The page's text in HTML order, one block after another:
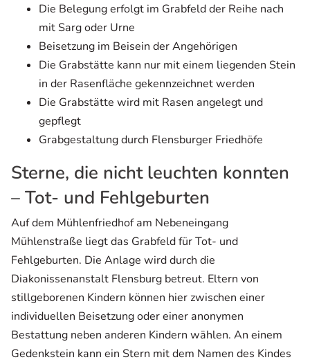
Die Belegung erfolgt im Grabfeld der Reihe nach
mit Sarg oder Urne
Beisetzung im Beisein der Angehörigen
Die Grabstätte kann nur mit einem liegenden Stein
in der Rasenfläche gekennzeichnet werden
Die Grabstätte wird mit Rasen angelegt und
gepflegt
Grabgestaltung durch Flensburger Friedhöfe
Sterne, die nicht leuchten konnten
– Tot- und Fehlgeburten
Auf dem Mühlenfriedhof am Nebeneingang
Mühlenstraße liegt das Grabfeld für Tot- und
Fehlgeburten. Die Anlage wird durch die
Diakonissenanstalt Flensburg betreut. Eltern von
stillgeborenen Kindern können hier zwischen einer
individuellen Beisetzung oder einer anonymen
Bestattung neben anderen Kindern wählen. An einem
Gedenkstein kann ein Stern mit dem Namen des Kindes